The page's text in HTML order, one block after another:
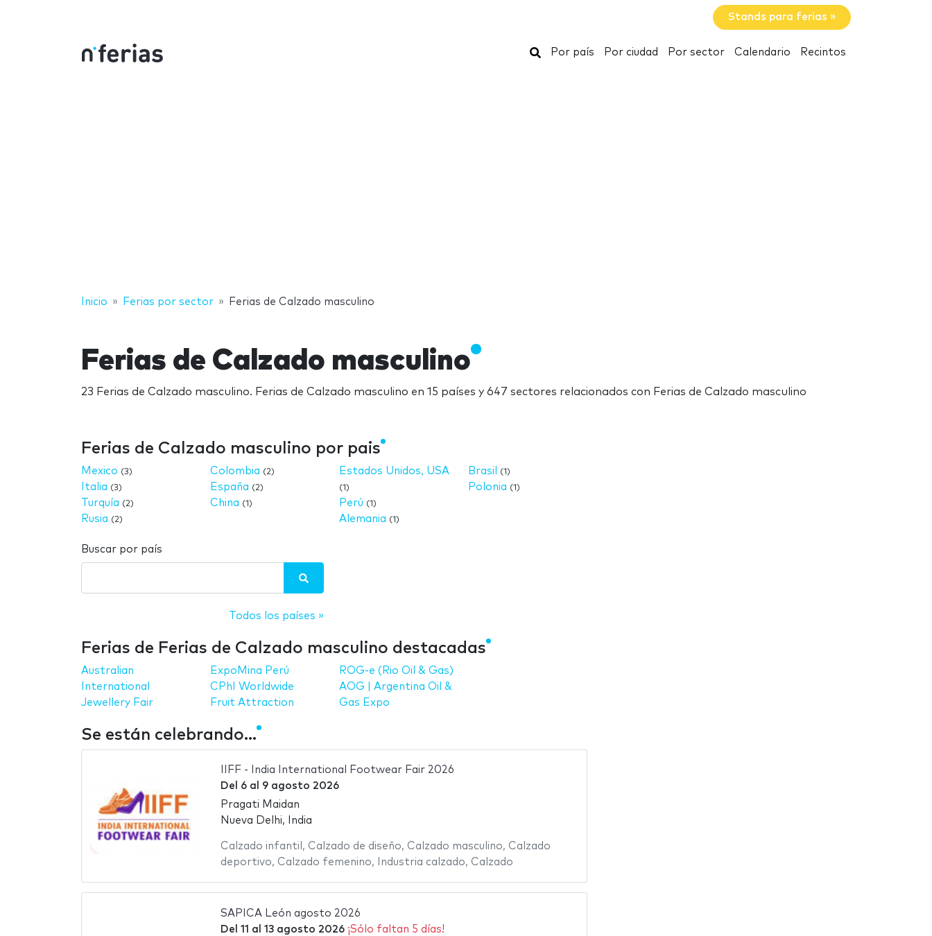
Stands para ferias »
Buscar
Por país Por ciudad Por sector Calendario Recintos
Inicio Ferias por sector Ferias de Calzado masculino
Ferias de Calzado masculino
23 Ferias de Calzado masculino. Ferias de Calzado masculino en 15 países y 647 sectores relacionados con Ferias de Calzado masculino
Ferias de Calzado masculino por pais
Mexico (3)
Italia (3)
Turquía (2)
Rusia (2)
Colombia (2)
España (2)
China (1)
Estados Unidos, USA
(1)
Perú (1)
Alemania (1)
Brasil (1)
Polonia (1)
Buscar por país
Todos los países »
Ferias de Ferias de Calzado masculino destacadas
Australian
International
Jewellery Fair
ExpoMina Perú
CPhI Worldwide
Fruit Attraction
ROG-e (Rio Oil & Gas)
AOG | Argentina Oil &
Gas Expo
Se están celebrando...
IIFF - India International Footwear Fair 2026
Del 6al 9 agosto 2026
Pragati Maidan
Nueva Delhi, India
Calzado infantil , Calzado de diseño, Calzado masculino, Calzado
deportivo, Calzado femenino, Industria calzado, Calzado
SAPICA León agosto 2026
Del 11 al 13 agosto 2026 ¡Sólo faltan 5 días!